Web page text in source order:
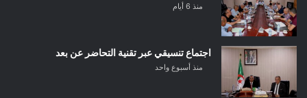
منذ 6 أيام
اجتماع تنسيقي عبر تقنية التحاضر عن بعد
منذ أسبوع واحد